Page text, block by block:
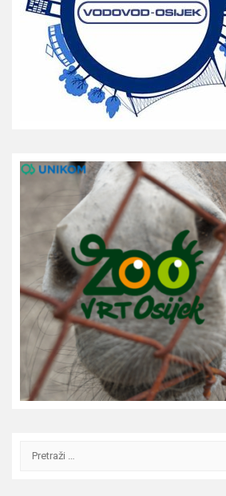
Pretraži: